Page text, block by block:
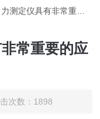
仪具有非常重要的应用价值
常重要的应
次数：1898